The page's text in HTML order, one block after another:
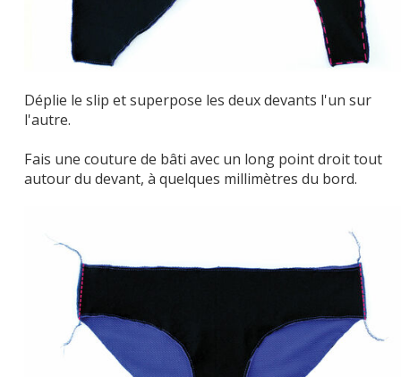
Déplie le slip et superpose les deux devants l'un sur
l'autre.
Fais une couture de bâti avec un long point droit tout
autour du devant, à quelques millimètres du bord.